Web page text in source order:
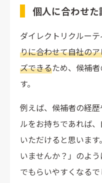
個人に合わせ
ダイレクトリクルーテ
りに合わせて自社の
ズできるため、候補
す。
例えば、候補者の経
ルをお持ちであれば
いただけると思いま
いませんか？」のよ
でもらいやすくなるで